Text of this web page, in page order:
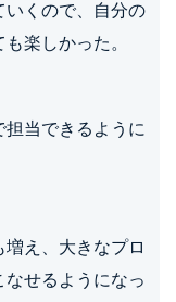
いくので、自分の
楽しかった。
当できるように
え、大きなプロ
なせるようになっ